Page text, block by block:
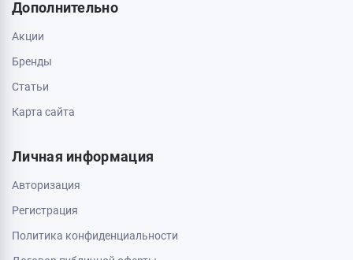
Обмен и возврат
Свяжитесь с нами
0 800 403 173
044 334 54 27
063 789 66 52
Дополнительно
Акции